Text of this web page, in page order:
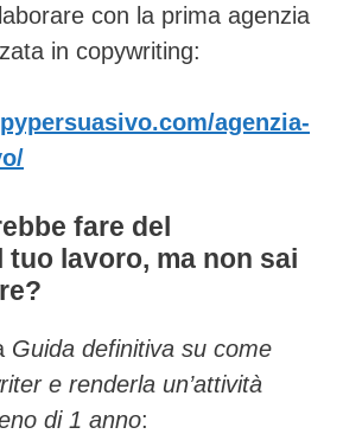
con la prima agenzia
in copywriting:
agenzia-
fare del
lavoro, ma non sai
Guida definitiva su come
e renderla un’attività
di 1 anno: